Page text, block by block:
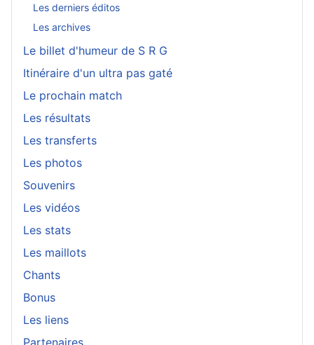
Les derniers éditos
Les archives
Le billet d'humeur de S R G
Itinéraire d'un ultra pas gaté
Le prochain match
Les résultats
Les transferts
Les photos
Souvenirs
Les vidéos
Les stats
Les maillots
Chants
Bonus
Les liens